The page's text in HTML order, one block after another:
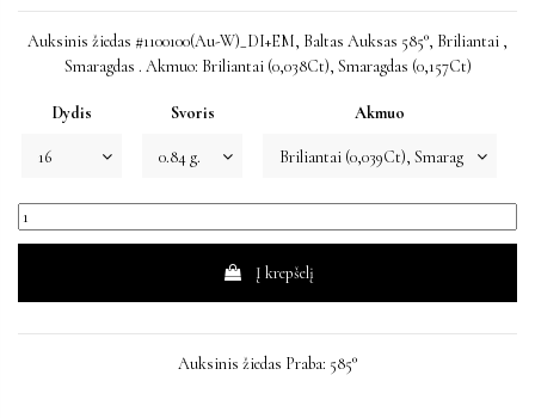
Auksinis žiedas #1100100(Au-W)_DI+EM, Baltas Auksas 585°, Briliantai ,
Smaragdas . Akmuo: Briliantai (0,038Ct), Smaragdas (0,157Ct)
Dydis Svoris Akmuo
Į krepšelį
Auksinis žiedas Praba: 585°